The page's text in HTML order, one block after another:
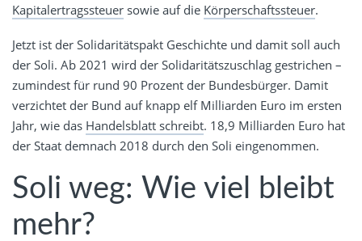
Kapitalertragssteuer sowie auf die Körperschaftssteuer.
Jetzt ist der Solidaritätspakt Geschichte und damit soll auch
der Soli. Ab 2021 wird der Solidaritätszuschlag gestrichen –
zumindest für rund 90 Prozent der Bundesbürger. Damit
verzichtet der Bund auf knapp elf Milliarden Euro im ersten
Jahr, wie das Handelsblatt schreibt. 18,9 Milliarden Euro hat
der Staat demnach 2018 durch den Soli eingenommen.
Soli weg: Wie viel bleibt
mehr?